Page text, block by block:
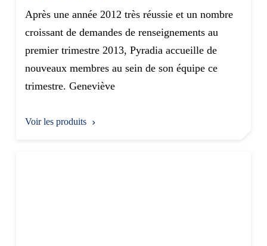
Après une année 2012 très réussie et un nombre
croissant de demandes de renseignements au
premier trimestre 2013, Pyradia accueille de
nouveaux membres au sein de son équipe ce
trimestre. Geneviève
Voir les produits